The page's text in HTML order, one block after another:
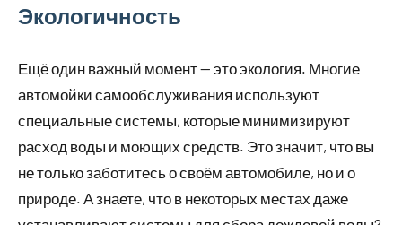
Экологичность
Ещё один важный момент — это экология. Многие
автомойки самообслуживания используют
специальные системы, которые минимизируют
расход воды и моющих средств. Это значит, что вы
не только заботитесь о своём автомобиле, но и о
природе. А знаете, что в некоторых местах даже